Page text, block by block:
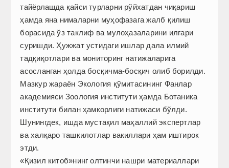
тайёрлашда қайси турларни рўйхатдан чиқариш
ҳамда яна нималарни муҳофазага жалб қилиш
борасида ўз таклиф ва мулоҳазаларини илгари
суришди. Ҳужжат устидаги ишлар дала илмий
тадқиқотлари ва мониторинг натижаларига
асосланган ҳолда босқичма-босқич олиб борилди.
Мазкур жараён Экология қўмитасининг Фанлар
академияси Зоология институти ҳамда Ботаника
институти билан ҳамкорлиги натижаси бўлди.
Шунингдек, ишда мустақил маҳаллий экспертлар
ва халқаро ташкилотлар вакиллари ҳам иштирок
этди.
«Қизил китоб»нинг олтинчи нашри материаллари